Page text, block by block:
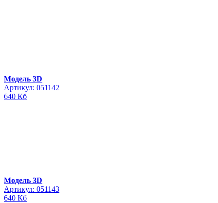
Модель 3D
Артикул: 051142
640 Кб
Модель 3D
Артикул: 051143
640 Кб